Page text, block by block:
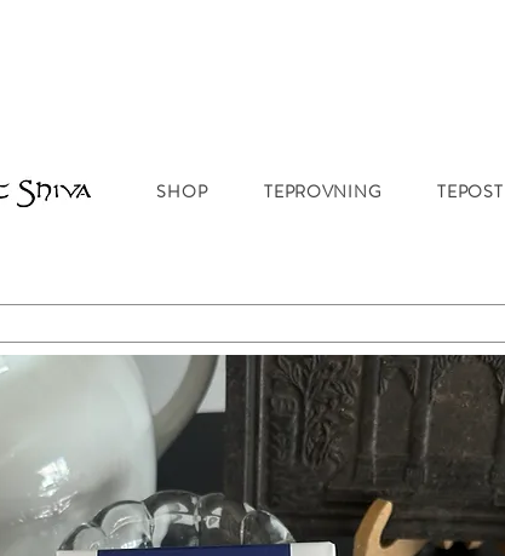
SHOP TEPROVNING TEPOST